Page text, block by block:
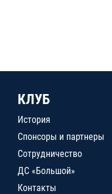
КЛУБ
История
Спонсоры и партнеры
Сотрудничество
ДС «Большой»
Контакты